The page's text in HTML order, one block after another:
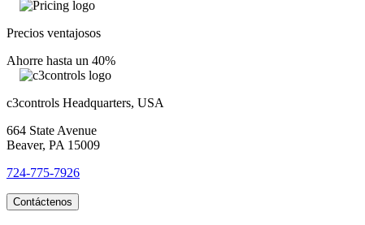
Precios ventajosos
Ahorre hasta un 40%
c3controls Headquarters, USA
664 State Avenue
Beaver, PA 15009
724-775-7926
Contáctenos